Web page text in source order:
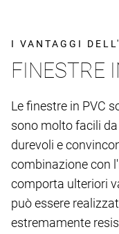
I VANTAGGI
FINESTRE
Le finestre in PVC
sono molto facili
durevoli e
combinazione con
comporta ulteriori
può essere
estremamente